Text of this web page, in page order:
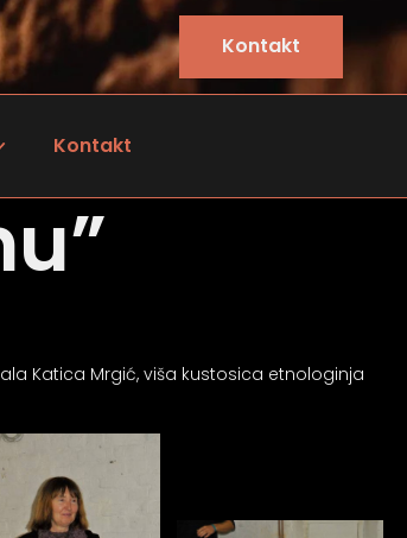
Kontakt
Kontakt
Katica Mrgić, viša kustosica etnologinja